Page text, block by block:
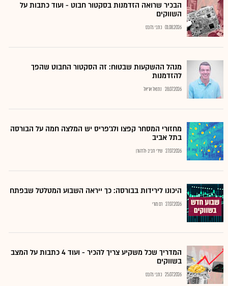
הבכיר שרואה הזדמנות בסקטור חבוט - ועוד כתבות על
השווקים
01.08.2026 כתבי גלובס
מנהל ההשקעות שבטוח: זה הסקטור החבוט שהפך
להזדמנות
28.07.2026 נתנאל אריאל
מחזורי המסחר קפצו ולג'פריס יש המלצה חמה על הבורסה
בתל אביב
27.07.2026 שירי חביב-ולדהורן
היכונו לירידות בבורסה: כך ייראה השבוע המטלטל שבפתח
27.07.2026 רם מורי
המדריך שכל משקיע צריך להכיר - ועוד 4 כתבות על המצב
בשווקים
25.07.2026 כתבי גלובס